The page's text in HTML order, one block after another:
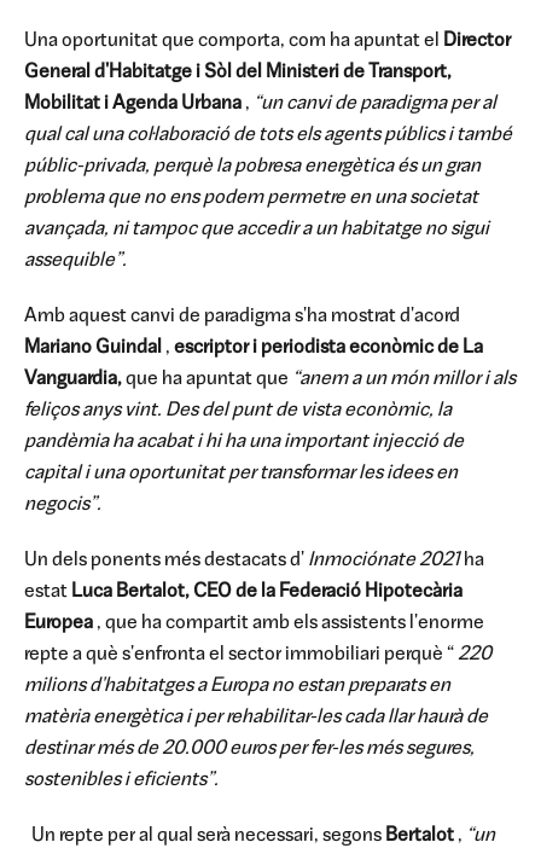
Una oportunitat que comporta, com ha apuntat el Director
General d'Habitatge i Sòl del Ministeri de Transport,
Mobilitat i Agenda Urbana , “un canvi de paradigma per al
qual cal una col·laboració de tots els agents públics i també
públic-privada, perquè la pobresa energètica és un gran
problema que no ens podem permetre en una societat
avançada, ni tampoc que accedir a un habitatge no sigui
assequible”.
Amb aquest canvi de paradigma s'ha mostrat d'acord
Mariano Guindal , escriptor i periodista econòmic de La
Vanguardia,que ha apuntat que “anem a un món millor i als
feliços anys vint. Des del punt de vista econòmic, la
pandèmia ha acabat i hi ha una important injecció de
capital i una oportunitat per transformar les idees en
negocis”.
Un dels ponents més destacats d' Inmociónate 2021ha
estat Luca Bertalot, CEO de la Federació Hipotecària
Europea , que ha compartit amb els assistents l'enorme
repte a què s'enfronta el sector immobiliari perquè “220
milions d'habitatges a Europa no estan preparats en
matèria energètica i per rehabilitar-les cada llar haurà de
destinar més de 20.000 euros per fer-les més segures,
sostenibles i eficients”.
Un repte per al qual serà necessari, segons Bertalot , “un